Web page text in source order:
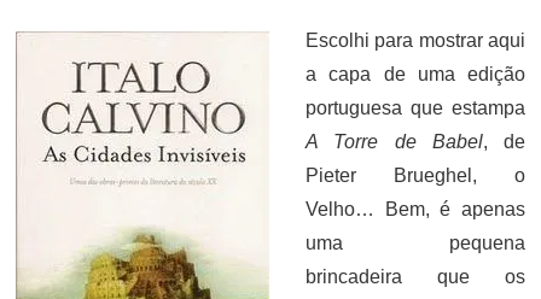
Escolhi para mostrar aqui
a capa de uma edição
portuguesa que estampa
A Torre de Babel, de
Pieter Brueghel, o
Velho… Bem, é apenas
uma pequena
brincadeira que os